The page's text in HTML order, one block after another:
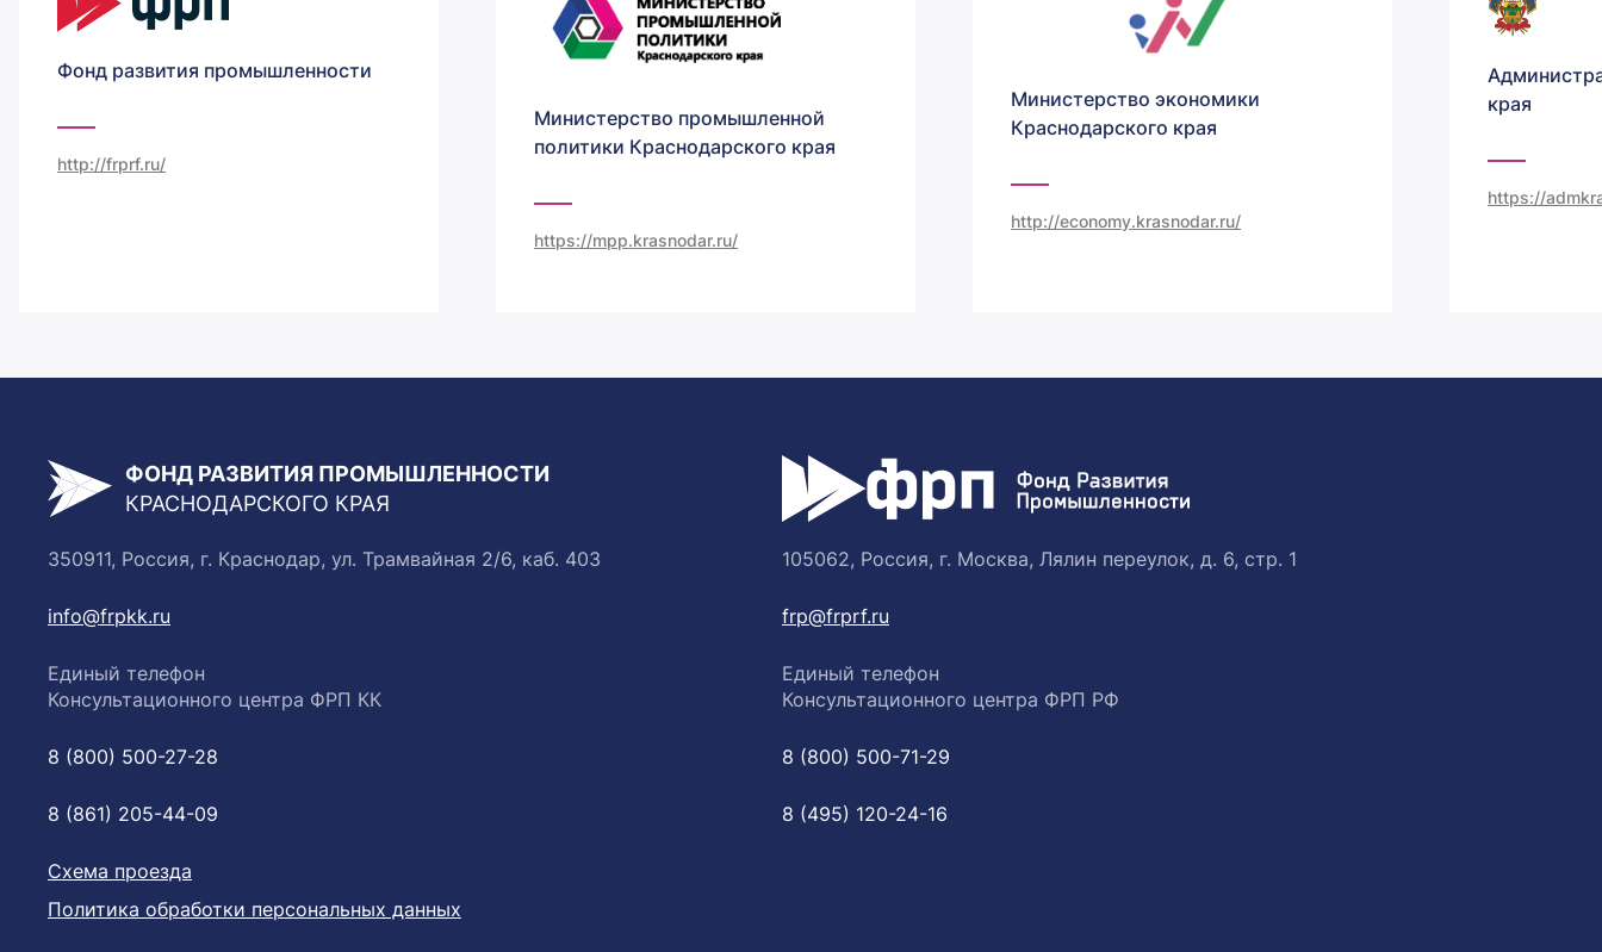
Фонд развития промышленности
http://frprf.ru/
Министерство промышленной
политики Краснодарского края
https://mpp.krasnodar.ru/
Министерство экономики
Краснодарского края
http://economy.krasnodar.ru/
края
https://
ФОНД РАЗВИТИЯ ПРОМЫШЛЕННОСТИ
КРАСНОДАРСКОГО КРАЯ
350911, Россия, г. Краснодар, ул. Трамвайная 2/6, каб. 403
info@frpkk.ru
Единый телефон
Консультационного центра ФРП КК
8 (800) 500-27-28
8 (861) 205-44-09
Схема проезда
Политика обработки персональных данных
105062, Россия, г. Москва, Лялин переулок, д. 6, стр. 1
frp@frprf.ru
Единый телефон
Консультационного центра ФРП РФ
8 (800) 500-71-29
8 (495) 120-24-16